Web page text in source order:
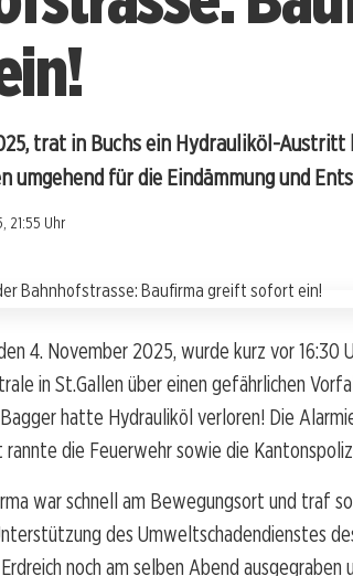
trat in Buchs ein Hydrauliköl-
umgehend für die Eindämmung und
21:55 Uhr
4. November 2025, wurde kurz vor 16:30
in St.Gallen über einen gefährlichen
hatte Hydrauliköl verloren! Die
die Feuerwehr sowie die
war schnell am Bewegungsort und traf
des Umweltschadendienstes
noch am selben Abend